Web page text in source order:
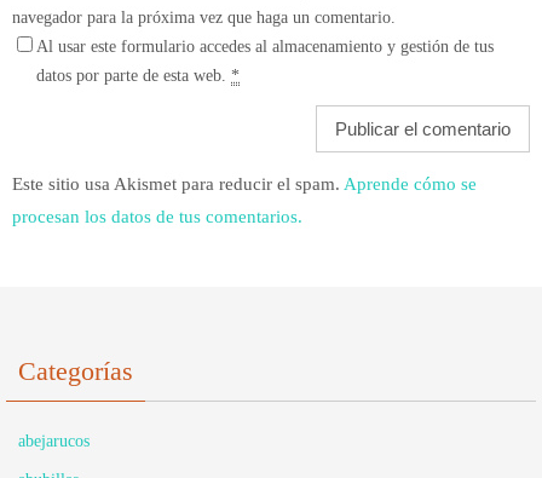
navegador para la próxima vez que haga un comentario.
Al usar este formulario accedes al almacenamiento y gestión de tus
datos por parte de esta web. *
Este sitio usa Akismet para reducir el spam. Aprende cómo se
procesan los datos de tus comentarios.
Categorías
abejarucos